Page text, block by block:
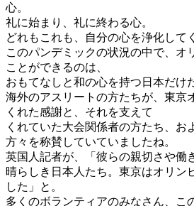
心。
礼に始まり、礼に終わる心。
どれもこれも、自分の心を浄化して
このパンデミックの状況の中で、オ
ことができるのは、
おもてなしと和の心を持つ日本だけ
海外のアスリートの方たちが、東京
くれた感謝と、それを支えて
くれていた大会関係者の方たち、お
方々を称賛していていましたね。
英国人記者が、「彼らの親切さや働
晴らしき日本人たち。東京はオリン
した」と。
多くのボランティアのみなさん、こ